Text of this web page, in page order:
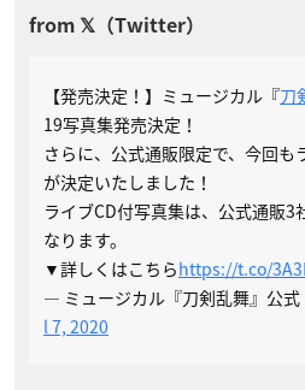
【発売決定！】ミュージカル『刀
19写真集発売決定！
さらに、公式通販限定で、今回も
が決定いたしました！
ライブCD付写真集は、公式通販3
なります。
▼詳しくはこちらhttps://t.co/
— ミュージカル『刀剣乱舞』公
l 7, 2020